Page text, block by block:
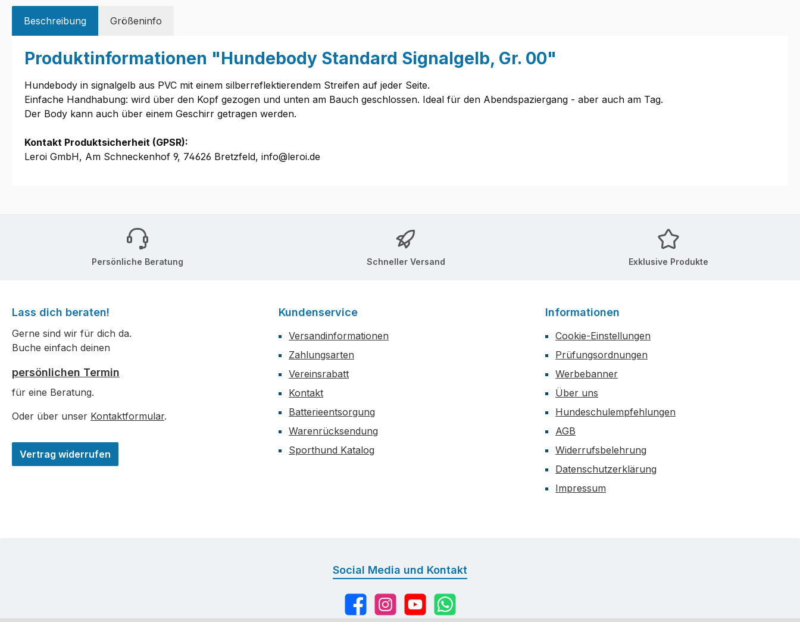
Beschreibung Größeninfo
Produktinformationen "Hundebody Standard Signalgelb, Gr. 00"
Hundebody in signalgelb aus PVC mit einem silberreflektierendem Streifen auf jeder Seite.
Einfache Handhabung: wird über den Kopf gezogen und unten am Bauch geschlossen. Ideal für den Abendspaziergang - aber auch am Tag.
Der Body kann auch über einem Geschirr getragen werden.
Kontakt Produktsicherheit (GPSR):
Leroi GmbH, Am Schneckenhof 9, 74626 Bretzfeld, info@leroi.de
Persönliche Beratung Schneller Versand Exklusive Produkte
Lass dich beraten!
Gerne sind wir für dich da.
Buche einfach deinen
persönlichen Termin
für eine Beratung.
Oder über unser Kontaktformular.
Vertrag widerrufen
Kundenservice
Versandinformationen
Zahlungsarten
Vereinsrabatt
Kontakt
Batterieentsorgung
Warenrücksendung
Sporthund Katalog
Informationen
Cookie-Einstellungen
Prüfungsordnungen
Werbebanner
Über uns
Hundeschulempfehlungen
AGB
Widerrufsbelehrung
Datenschutzerklärung
Impressum
Social Media und Kontakt
FacebookInstagramYouTubeWhatsApp